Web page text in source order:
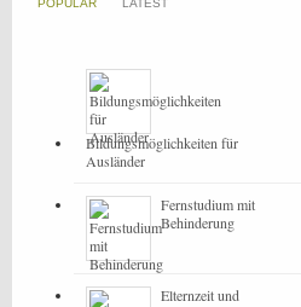
POPULAR LATEST
Bildungsmöglichkeiten für
Ausländer
Fernstudium mit
Behinderung
Elternzeit und